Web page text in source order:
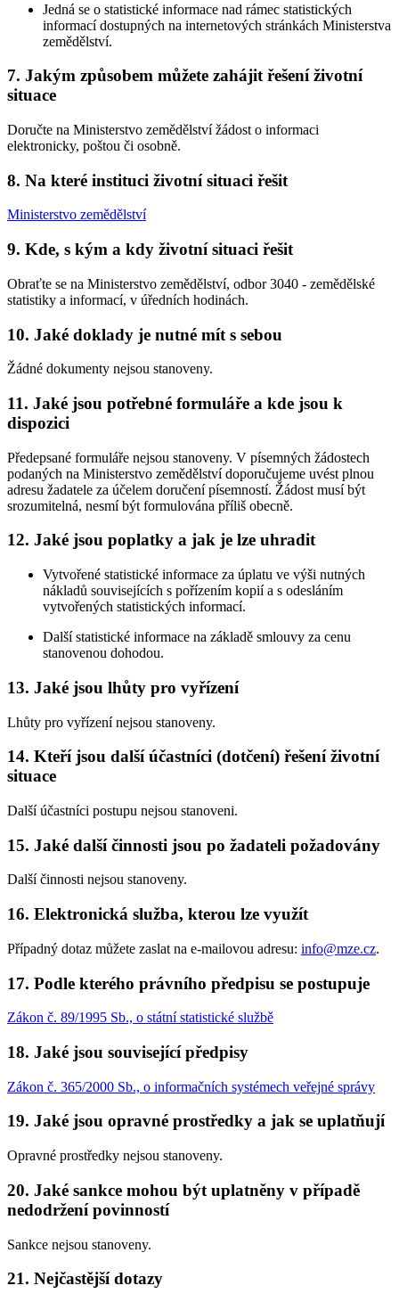
Jedná se o statistické informace nad rámec statistických
informací dostupných na internetových stránkách Ministerstva
zemědělství.
7. Jakým způsobem můžete zahájit řešení životní
situace
Doručte na Ministerstvo zemědělství žádost o informaci
elektronicky, poštou či osobně.
8. Na které instituci životní situaci řešit
Ministerstvo zemědělství
9. Kde, s kým a kdy životní situaci řešit
Obraťte se na Ministerstvo zemědělství, odbor 3040 - zemědělské
statistiky a informací, v úředních hodinách.
10. Jaké doklady je nutné mít s sebou
Žádné dokumenty nejsou stanoveny.
11. Jaké jsou potřebné formuláře a kde jsou k
dispozici
Předepsané formuláře nejsou stanoveny. V písemných žádostech
podaných na Ministerstvo zemědělství doporučujeme uvést plnou
adresu žadatele za účelem doručení písemností. Žádost musí být
srozumitelná, nesmí být formulována příliš obecně.
12. Jaké jsou poplatky a jak je lze uhradit
Vytvořené statistické informace za úplatu ve výši nutných
nákladů souvisejících s pořízením kopií a s odesláním
vytvořených statistických informací.
Další statistické informace na základě smlouvy za cenu
stanovenou dohodou.
13. Jaké jsou lhůty pro vyřízení
Lhůty pro vyřízení nejsou stanoveny.
14. Kteří jsou další účastníci (dotčení) řešení životní
situace
Další účastníci postupu nejsou stanoveni.
15. Jaké další činnosti jsou po žadateli požadovány
Další činnosti nejsou stanoveny.
16. Elektronická služba, kterou lze využít
Případný dotaz můžete zaslat na e-mailovou adresu: info@mze.cz.
17. Podle kterého právního předpisu se postupuje
Zákon č. 89/1995 Sb., o státní statistické službě
18. Jaké jsou související předpisy
Zákon č. 365/2000 Sb., o informačních systémech veřejné správy
19. Jaké jsou opravné prostředky a jak se uplatňují
Opravné prostředky nejsou stanoveny.
20. Jaké sankce mohou být uplatněny v případě
nedodržení povinností
Sankce nejsou stanoveny.
21. Nejčastější dotazy